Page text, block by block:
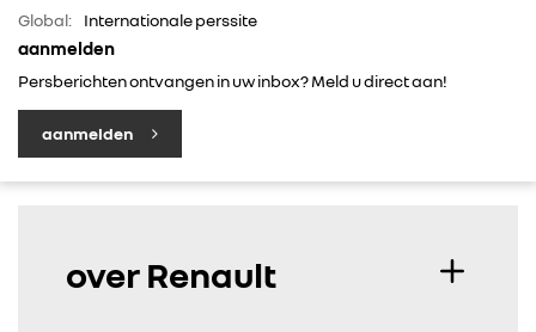
RENAULT
Global:
Internationale perssite
aanmelden
Persberichten ontvangen in uw inbox? Meld u direct aan!
aanmelden
over Renault